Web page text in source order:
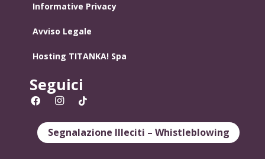
Informative Privacy
Avviso Legale
Hosting TITANKA! Spa
Seguici
Segnalazione Illeciti – Whistleblowing